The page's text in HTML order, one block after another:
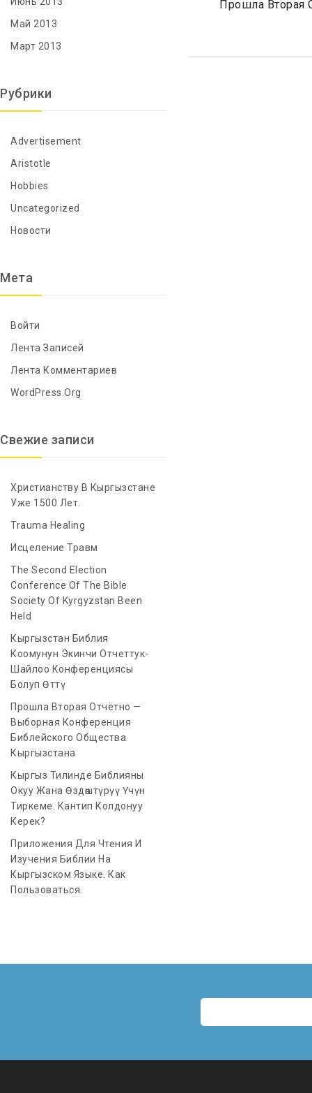
Прошла Вторая
Май 2013
Март 2013
Рубрики
Advertisement
Aristotle
Hobbies
Uncategorized
Новости
Мета
Войти
Лента Записей
Лента Комментариев
WordPress.org
Свежие записи
Христианству В Кыргызстане
Уже 1500 Лет.
Trauma Healing
Исцеление Травм
The Second Election
Conference Of The Bible
Society Of Kyrgyzstan Been
Held
Кыргызстан Библия
Коомунун Экинчи Отчеттук-
Шайлоо Конференциясы
Болуп Өттү
Прошла Вторая Отчётно —
Выборная Конференция
Библейского Общества
Кыргызстана
Кыргыз Тилинде Библияны
Окуу Жана Өздөштүрүү Үчүн
Тиркеме. Кантип Колдонуу
Керек?
Приложения Для Чтения И
Изучения Библии На
Кыргызском Языке. Как
Пользоваться.